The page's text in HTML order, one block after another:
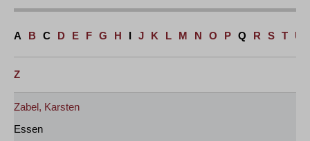
A B C D E F G H I J K L M N O P Q R S T U
Z
Zabel, Karsten
Essen